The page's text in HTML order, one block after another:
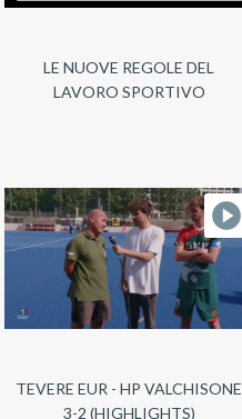
LE NUOVE REGOLE DEL
LAVORO SPORTIVO
TEVERE EUR - HP VALCHISONE
3-2 (HIGHLIGHTS)